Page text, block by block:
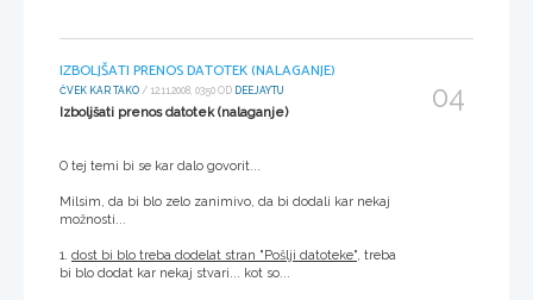
IZBOLJŠATI PRENOS DATOTEK (NALAGANJE)
ČVEK KAR TAKO / 12.11.2008, 03:50 OD DEEJAYTU
Izboljšati prenos datotek (nalaganje)
O tej temi bi se kar dalo govorit...
Milsim, da bi blo zelo zanimivo, da bi dodali kar nekaj
možnosti...
1. dost bi blo treba dodelat stran "Pošlji datoteke", treba
bi blo dodat kar nekaj stvari... kot so...
04